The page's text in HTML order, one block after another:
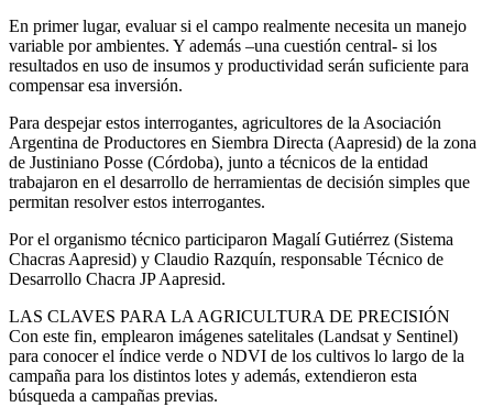
En primer lugar, evaluar si el campo realmente necesita un manejo
variable por ambientes. Y además –una cuestión central- si los
resultados en uso de insumos y productividad serán suficiente para
compensar esa inversión.
Para despejar estos interrogantes, agricultores de la Asociación
Argentina de Productores en Siembra Directa (Aapresid) de la zona
de Justiniano Posse (Córdoba), junto a técnicos de la entidad
trabajaron en el desarrollo de herramientas de decisión simples que
permitan resolver estos interrogantes.
Por el organismo técnico participaron Magalí Gutiérrez (Sistema
Chacras Aapresid) y Claudio Razquín, responsable Técnico de
Desarrollo Chacra JP Aapresid.
LAS CLAVES PARA LA AGRICULTURA DE PRECISIÓN
Con este fin, emplearon imágenes satelitales (Landsat y Sentinel)
para conocer el índice verde o NDVI de los cultivos lo largo de la
campaña para los distintos lotes y además, extendieron esta
búsqueda a campañas previas.